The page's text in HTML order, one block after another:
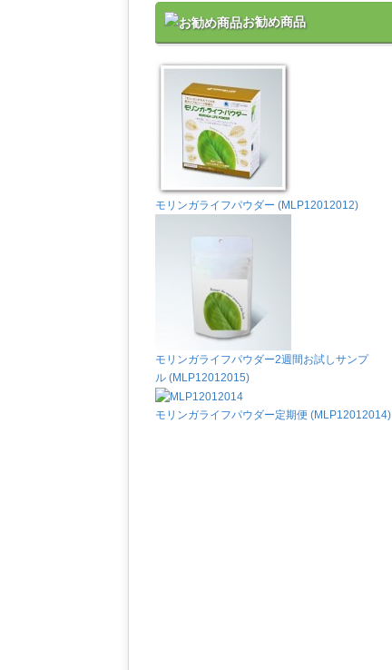
お勧め商品
モリンガライフパウダー (MLP12012012)
モリンガライフパウダー2週間お試しサンプ
ル (MLP12012015)
モリンガライフパウダー定期便 (MLP12012014)